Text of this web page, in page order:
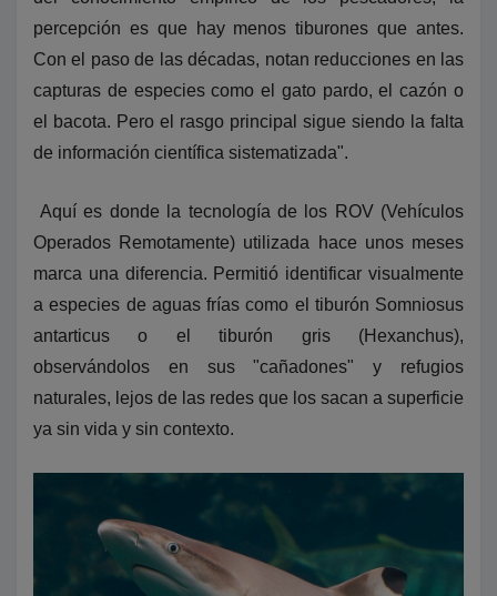
percepción es que hay menos tiburones que antes.
Con el paso de las décadas, notan reducciones en las
capturas de especies como el gato pardo, el cazón o
el bacota. Pero el rasgo principal sigue siendo la falta
de información científica sistematizada".
Aquí es donde la tecnología de los ROV (Vehículos
Operados Remotamente) utilizada hace unos meses
marca una diferencia. Permitió identificar visualmente
a especies de aguas frías como el tiburón Somniosus
antarticus o el tiburón gris (Hexanchus),
observándolos en sus "cañadones" y refugios
naturales, lejos de las redes que los sacan a superficie
ya sin vida y sin contexto.